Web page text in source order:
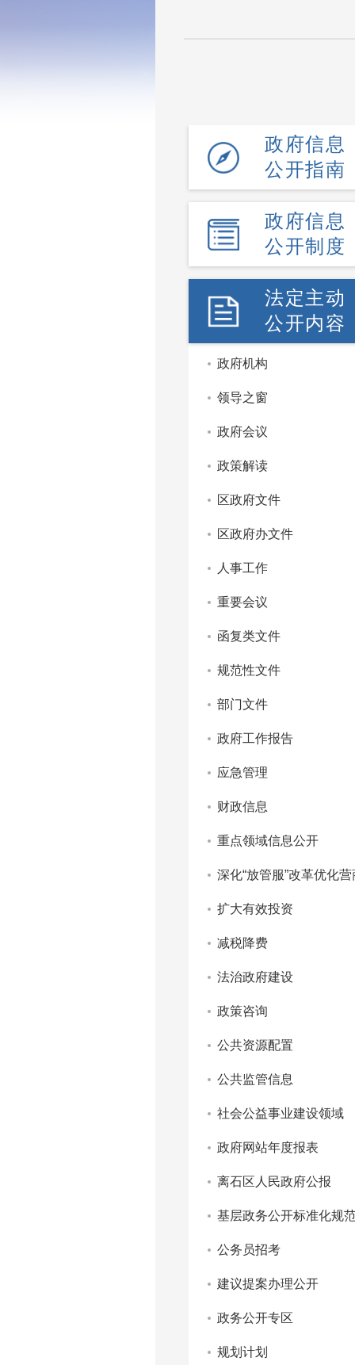
政府信息
公开指南
政府信息
公开制度
法定主动
公开内容
政府机构
领导之窗
政府会议
政策解读
区政府文件
区政府办文件
人事工作
重要会议
函复类文件
规范性文件
部门文件
政府工作报告
应急管理
财政信息
重点领域信息公开
深化“放管服”改革优化
扩大有效投资
减税降费
法治政府建设
政策咨询
公共资源配置
公共监管信息
社会公益事业建设领域
政府网站年度报表
离石区人民政府公报
基层政务公开标准化规
公务员招考
建议提案办理公开
政务公开专区
规划计划